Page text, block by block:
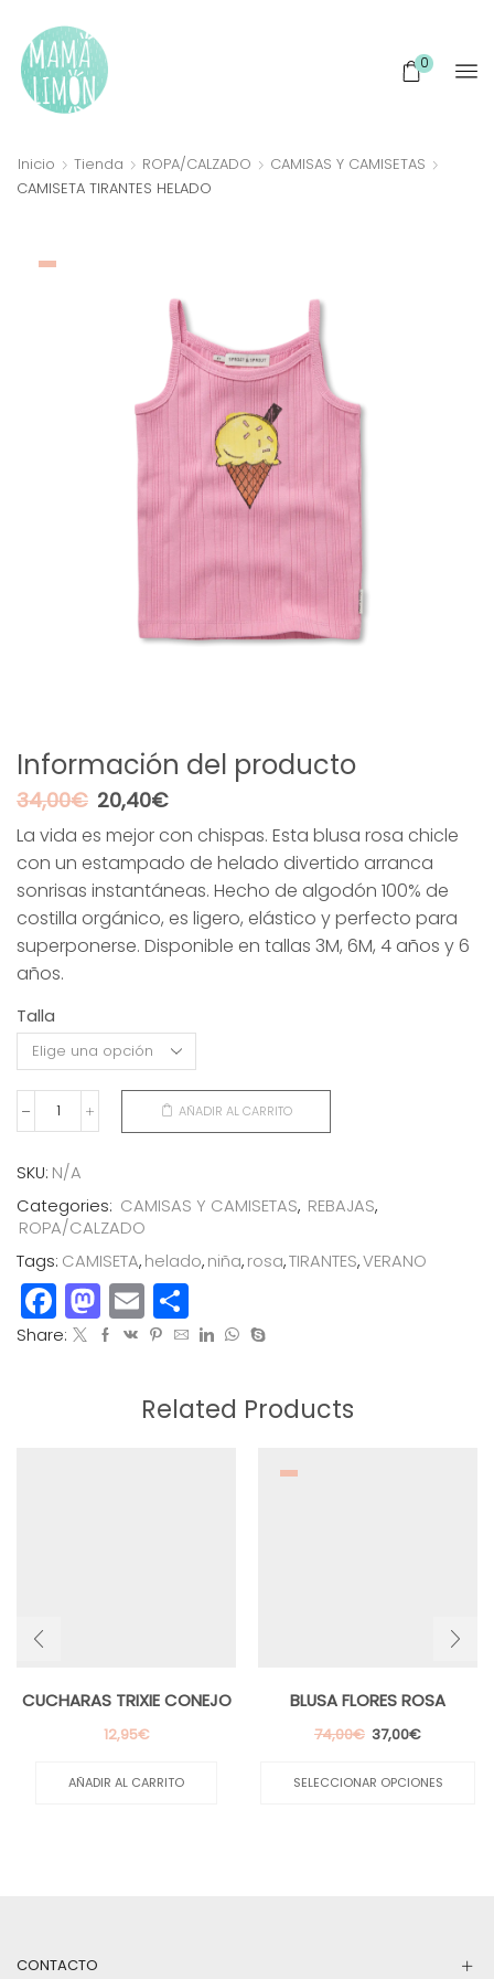
0
Inicio Tienda ROPA/CALZADO
CAMISAS Y CAMISETAS
CAMISETA TIRANTES HELADO
Información del producto
34,00€ El
precio
original
era:
34,00€.
20,40€El
precio
actual
es:
20,40€.
La vida es mejor con chispas. Esta blusa rosa chicle
con un estampado de helado divertido arranca
sonrisas instantáneas. Hecho de algodón 100% de
costilla orgánico, es ligero, elástico y perfecto para
superponerse. Disponible en tallas 3M, 6M, 4 años y 6
años.
Talla
CAMISETA
HELADO
cantidad
AÑADIR AL CARRITO
SKU: N/A
Categories: CAMISAS Y CAMISETAS, REBAJAS,
ROPA/CALZADO
Tags: CAMISETA,helado,niña,rosa,TIRANTES,VERANO
Facebook
Mastodon
Email
Share:
Related Products
CUCHARAS TRIXIE CONEJO
12,95€
AÑADIR AL CARRITO
BLUSA FLORES ROSA
74,00€ El
original
37,00€El
actual
SELECCIONAR OPCIONES
CONTACTO